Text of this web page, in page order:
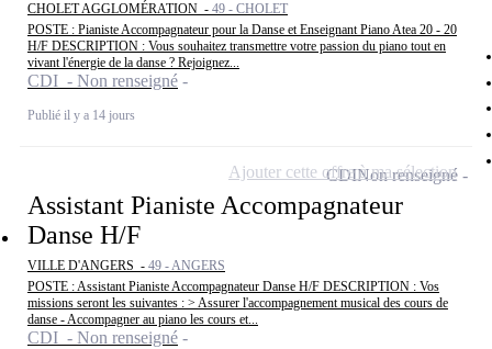
CHOLET AGGLOMÉRATION - 49 - CHOLET
POSTE : Pianiste Accompagnateur pour la Danse et Enseignant Piano Atea 20 - 20
H/F DESCRIPTION : Vous souhaitez transmettre votre passion du piano tout en
vivant l'énergie de la danse ? Rejoignez...
CDI - Non renseigné
Publié il y a 14 jours
Assistant Pianiste Accompagnateur
Danse H/F
VILLE D'ANGERS - 49 - ANGERS
POSTE : Assistant Pianiste Accompagnateur Danse H/F DESCRIPTION : Vos
missions seront les suivantes : > Assurer l'accompagnement musical des cours de
danse - Accompagner au piano les cours et...
CDI - Non renseigné
CDINon renseigné
Ajouter cette offre à ma sélection